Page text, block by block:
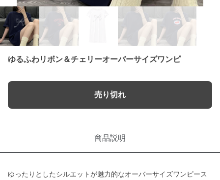
ゆるふわリボン＆チェリーオーバーサイズワンピ
売り切れ
商品説明
ゆったりとしたシルエットが魅力的なオーバーサイズワンピース